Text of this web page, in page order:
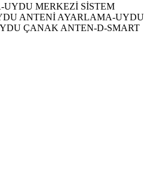
UYDU MERKEZİ SİSTEM
ANTENİ AYARLAMA-UYDU
ÇANAK ANTEN-D-SMART